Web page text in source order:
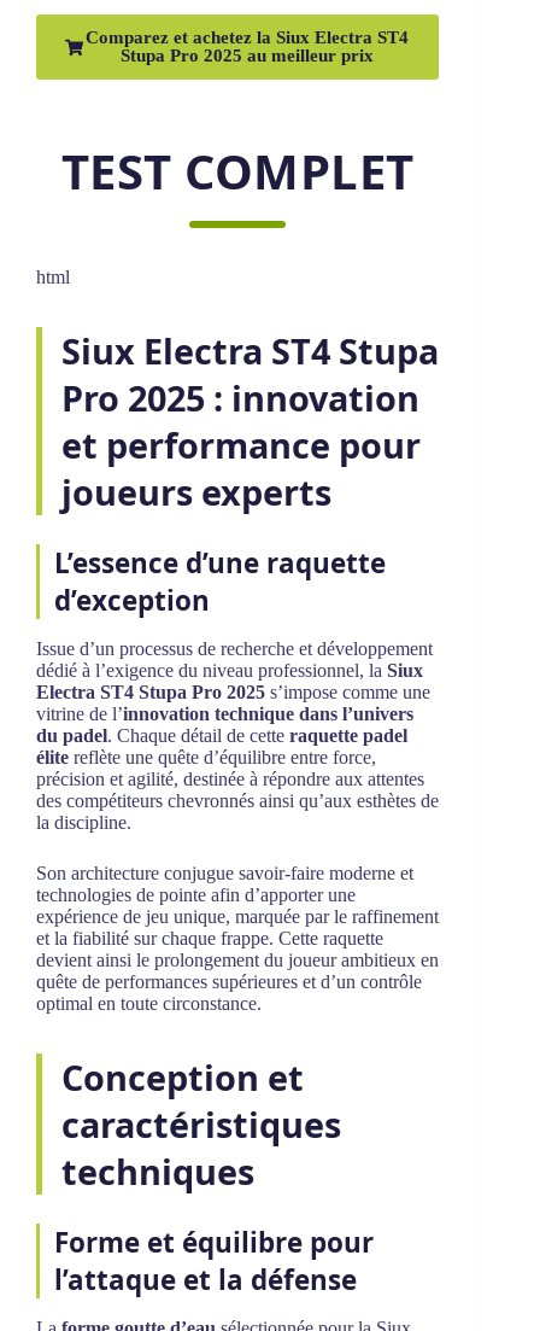
Comparez et achetez la Siux Electra ST4
Stupa Pro 2025 au meilleur prix
TEST COMPLET
html
Siux Electra ST4 Stupa
Pro 2025 : innovation
et performance pour
joueurs experts
L’essence d’une raquette
d’exception
Issue d’un processus de recherche et développement
dédié à l’exigence du niveau professionnel, la Siux
Electra ST4 Stupa Pro 2025 s’impose comme une
vitrine de l’innovation technique dans l’univers
du padel. Chaque détail de cette raquette padel
élite reflète une quête d’équilibre entre force,
précision et agilité, destinée à répondre aux attentes
des compétiteurs chevronnés ainsi qu’aux esthètes de
la discipline.
Son architecture conjugue savoir-faire moderne et
technologies de pointe afin d’apporter une
expérience de jeu unique, marquée par le raffinement
et la fiabilité sur chaque frappe. Cette raquette
devient ainsi le prolongement du joueur ambitieux en
quête de performances supérieures et d’un contrôle
optimal en toute circonstance.
Conception et
caractéristiques
techniques
Forme et équilibre pour
l’attaque et la défense